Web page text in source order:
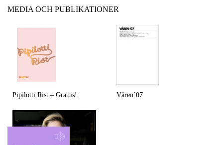
MEDIA OCH PUBLIKATIONER
Pipilotti Rist – Grattis! Våren´07